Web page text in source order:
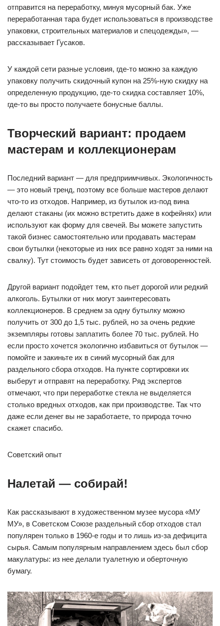
отправится на переработку, минуя мусорный бак. Уже
переработанная тара будет использоваться в производстве
упаковки, строительных материалов и спецодежды», —
рассказывает Гусаков.
У каждой сети разные условия, где-то можно за каждую
упаковку получить скидочный купон на 25%-ную скидку на
определенную продукцию, где-то скидка составляет 10%,
где-то вы просто получаете бонусные баллы.
Творческий вариант: продаем
мастерам и коллекционерам
Последний вариант — для предприимчивых. Экологичность
— это новый тренд, поэтому все больше мастеров делают
что-то из отходов. Например, из бутылок из-под вина
делают стаканы (их можно встретить даже в кофейнях) или
используют как форму для свечей. Вы можете запустить
такой бизнес самостоятельно или продавать мастерам
свои бутылки (некоторые из них все равно ходят за ними на
свалку). Тут стоимость будет зависеть от договоренностей.
Другой вариант подойдет тем, кто пьет дорогой или редкий
алкоголь. Бутылки от них могут заинтересовать
коллекционеров. В среднем за одну бутылку можно
получить от 300 до 1,5 тыс. рублей, но за очень редкие
экземпляры готовы заплатить более 70 тыс. рублей. Но
если просто хочется экологично избавиться от бутылок —
помойте и закиньте их в синий мусорный бак для
раздельного сбора отходов. На пункте сортировки их
выберут и отправят на переработку. Ряд экспертов
отмечают, что при переработке стекла не выделяется
столько вредных отходов, как при производстве. Так что
даже если денег вы не заработаете, то природа точно
скажет спасибо.
Советский опыт
Налетай — собирай!
Как рассказывают в художественном музее мусора «МУ
МУ», в Советском Союзе раздельный сбор отходов стал
популярен только в 1960-е годы и то лишь из-за дефицита
сырья. Самым популярным направлением здесь был сбор
макулатуры: из нее делали туалетную и оберточную
бумагу.